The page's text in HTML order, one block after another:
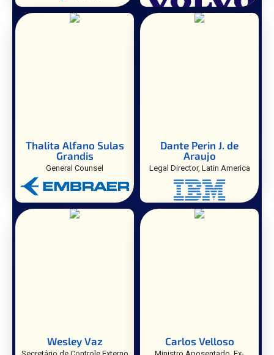
Thalita Alfano Sulas
Grandis
General Counsel
Dante Perin J. de
Araujo
Legal Director, Latin America
Wesley Vaz Carlos Velloso